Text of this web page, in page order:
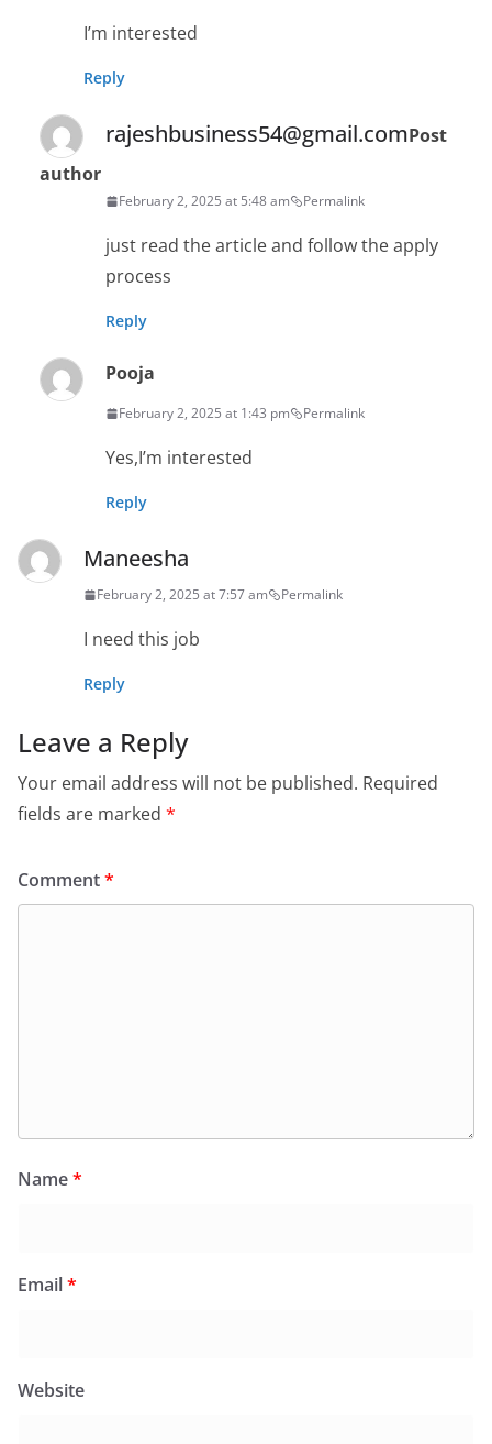
I’m interested
Reply
rajeshbusiness54@gmail.comPost
author
February 2, 2025 at 5:48 am Permalink
just read the article and follow the apply
process
Reply
Pooja
February 2, 2025 at 1:43 pm Permalink
Yes,I’m interested
Reply
Maneesha
February 2, 2025 at 7:57 am Permalink
I need this job
Reply
Leave a Reply
Your email address will not be published. Required
fields are marked *
Comment*
Name*
Email*
Website